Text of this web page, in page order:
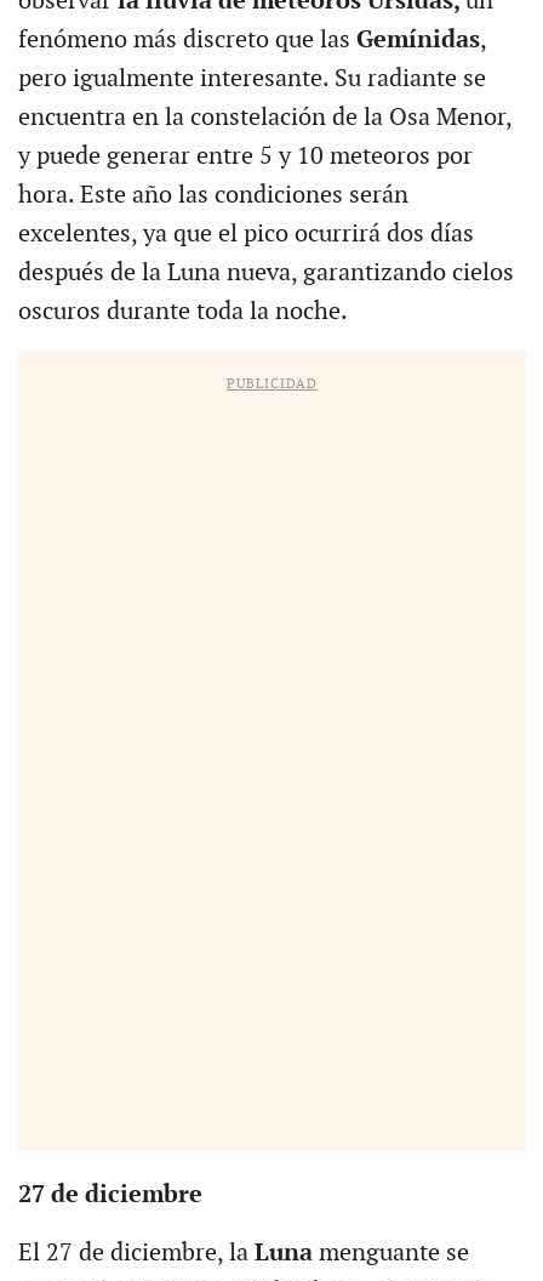
fenómeno más discreto que las Gemínidas,
pero igualmente interesante. Su radiante se
encuentra en la constelación de la Osa Menor,
y puede generar entre 5 y 10 meteoros por
hora. Este año las condiciones serán
excelentes, ya que el pico ocurrirá dos días
después de la Luna nueva, garantizando cielos
oscuros durante toda la noche.
PUBLICIDAD
27 de diciembre
El 27 de diciembre, la Luna menguante se